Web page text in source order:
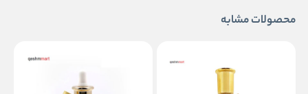
محصولات مشابه